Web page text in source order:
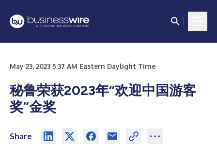
May 23, 2023 5:37 AM Eastern Daylight Time
秘鲁荣获2023年“欢迎中国游客
奖”金奖
Share